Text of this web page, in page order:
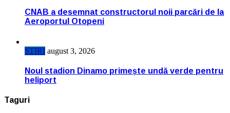
CNAB a desemnat constructorul noii parcări de la
Aeroportul Otopeni
STIRI august 3, 2026
Noul stadion Dinamo primește undă verde pentru
heliport
Taguri